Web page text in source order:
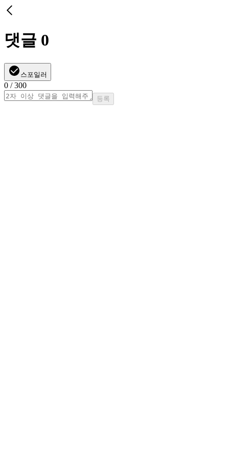
댓글 0
스포일러
0 / 300
등록